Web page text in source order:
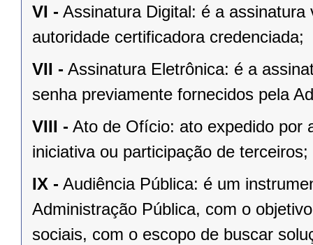
VI - Assinatura Digital: é a
autoridade certificadora credenciada;
VII - Assinatura Eletrônica: é a
senha previamente fornecidos pela
VIII - Ato de Ofício: ato expedido por
iniciativa ou participação de terceiros;
IX - Audiência Pública: é um
Administração Pública, com o
sociais, com o escopo de buscar